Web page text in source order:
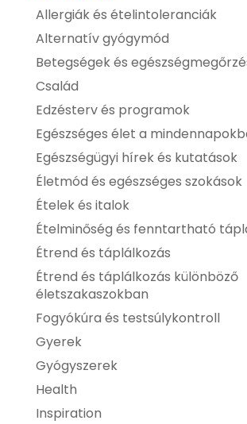
Allergiák és ételintoleranciák
Alternatív gyógymód
Betegségek és
Család
Edzésterv és programok
Egészséges élet a
Egészségügyi hírek és kutatások
Életmód és egészséges szokások
Ételek és italok
Ételminőség és fenntartható
Étrend és táplálkozás
Étrend és táplálkozás különböző
életszakaszokban
Fogyókúra és testsúlykontroll
Gyerek
Gyógyszerek
Health
Inspiration